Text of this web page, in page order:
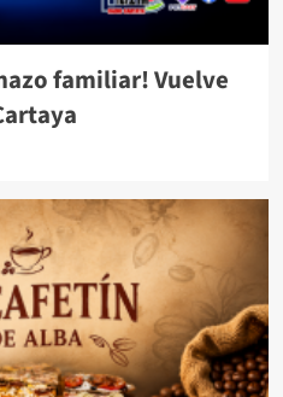
familiar! Vuelve